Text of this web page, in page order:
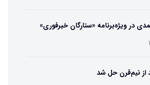
در ویژه‌برنامه «ستارگان خبرفوری»
از نیم‌قرن حل شد